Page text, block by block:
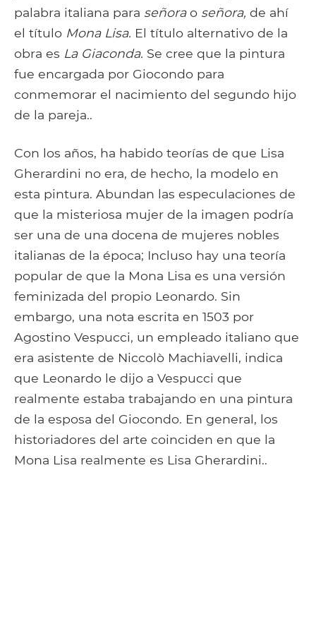
palabra italiana para señorao señora, de ahí
el título Mona Lisa. El título alternativo de la
obra es La Giaconda. Se cree que la pintura
fue encargada por Giocondo para
conmemorar el nacimiento del segundo hijo
de la pareja..
Con los años, ha habido teorías de que Lisa
Gherardini no era, de hecho, la modelo en
esta pintura. Abundan las especulaciones de
que la misteriosa mujer de la imagen podría
ser una de una docena de mujeres nobles
italianas de la época; Incluso hay una teoría
popular de que la Mona Lisa es una versión
feminizada del propio Leonardo. Sin
embargo, una nota escrita en 1503 por
Agostino Vespucci, un empleado italiano que
era asistente de Niccolò Machiavelli, indica
que Leonardo le dijo a Vespucci que
realmente estaba trabajando en una pintura
de la esposa del Giocondo. En general, los
historiadores del arte coinciden en que la
Mona Lisa realmente es Lisa Gherardini..